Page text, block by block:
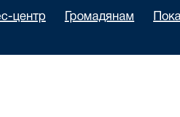
центр Громадянам